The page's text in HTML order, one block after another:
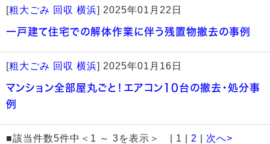
[粗大ごみ 回収 横浜] 2025年01月22日
一戸建て住宅での解体作業に伴う残置物撤去の事例
[粗大ごみ 回収 横浜] 2025年01月16日
マンション全部屋丸ごと！エアコン10台の撤去・処分事
例
■該当件数5件中＜1 ～ 3を表示＞ | 1 | 2 次へ>